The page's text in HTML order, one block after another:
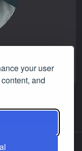
your user
and
in the